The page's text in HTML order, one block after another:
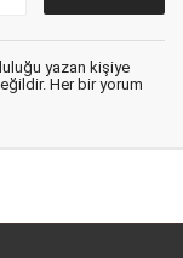
yazan kişiye
Her bir yorum